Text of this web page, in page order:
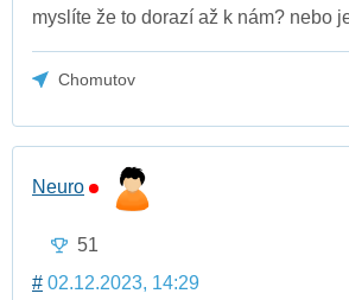
myslíte že to dorazí až k nám? nebo
Chomutov
Neuro
51
# 02.12.2023, 14:29